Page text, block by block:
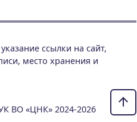
ссылки на сайт,
место хранения и
ВО «ЦНК» 2024-2026